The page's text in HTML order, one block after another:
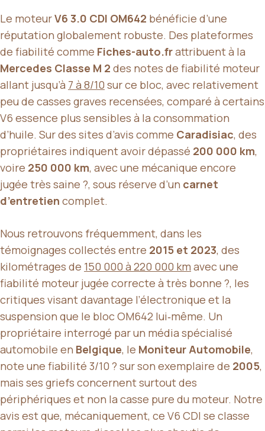
Le moteurV6 3.0 CDI OM642 bénéficie d’une
réputation globalement robuste. Des plateformes
de fiabilité comme Fiches-auto.frattribuent à la
Mercedes Classe M 2 des notes de fiabilité moteur
allant jusqu’à 7 à 8/10 sur ce bloc, avec relativement
peu de casses graves recensées, comparé à certains
V6 essence plus sensibles à la consommation
d’huile. Sur des sites d’avis comme Caradisiac, des
propriétaires indiquent avoir dépassé 200 000 km,
voire 250 000 km, avec une mécanique encore
jugée très saine ?, sous réserve d’un carnet
d’entretien complet.
Nous retrouvons fréquemment, dans les
témoignages collectés entre 2015 et 2023, des
kilométrages de 150 000 à 220 000 km avec une
fiabilité moteur jugée correcte à très bonne ?, les
critiques visant davantage l’électronique et la
suspension que le bloc OM642 lui‑même. Un
propriétaire interrogé par un média spécialisé
automobile en Belgique, le Moniteur Automobile,
note une fiabilité 3/10 ? sur son exemplaire de 2005,
mais ses griefs concernent surtout des
périphériques et non la casse pure du moteur. Notre
avis est que, mécaniquement, ce V6 CDI se classe